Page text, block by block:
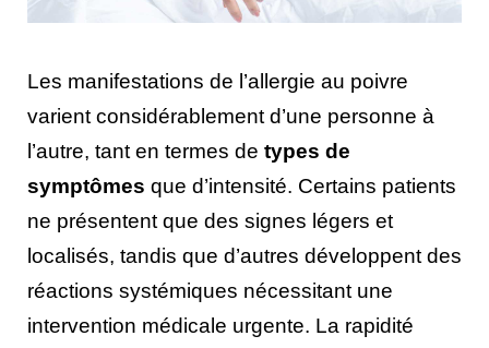
Les manifestations de l’allergie au poivre
varient considérablement d’une personne à
l’autre, tant en termes de types de
symptômes que d’intensité. Certains patients
ne présentent que des signes légers et
localisés, tandis que d’autres développent des
réactions systémiques nécessitant une
intervention médicale urgente. La rapidité